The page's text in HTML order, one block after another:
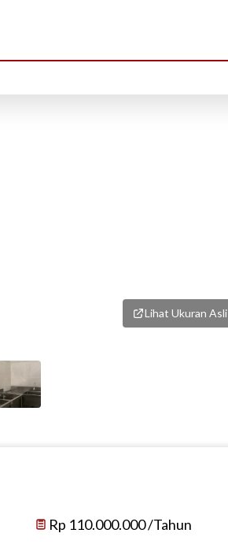
Lihat Ukuran Asli
Rp 110.000.000 /Tahun